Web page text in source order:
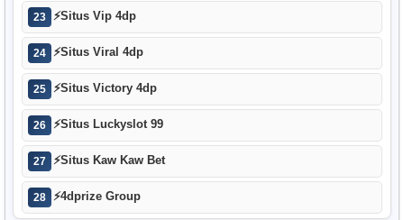
23 ⚡Situs Vip 4dp
24 ⚡Situs Viral 4dp
25 ⚡Situs Victory 4dp
26 ⚡Situs Luckyslot 99
27 ⚡Situs Kaw Kaw Bet
28 ⚡4dprize Group